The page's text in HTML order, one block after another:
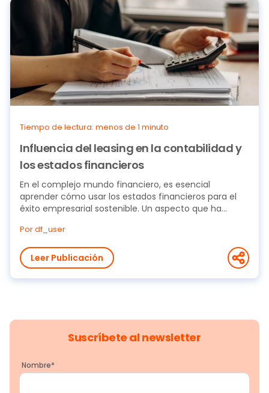
Tiempo de lectura: menos de 1 minuto
Influencia del leasing en la contabilidad y
los estados financieros
En el complejo mundo financiero, es esencial
aprender cómo usar los estados financieros para el
éxito empresarial sostenible. Un aspecto que ha...
Por df_user
Leer Publicación
Suscríbete al newsletter
Nombre*